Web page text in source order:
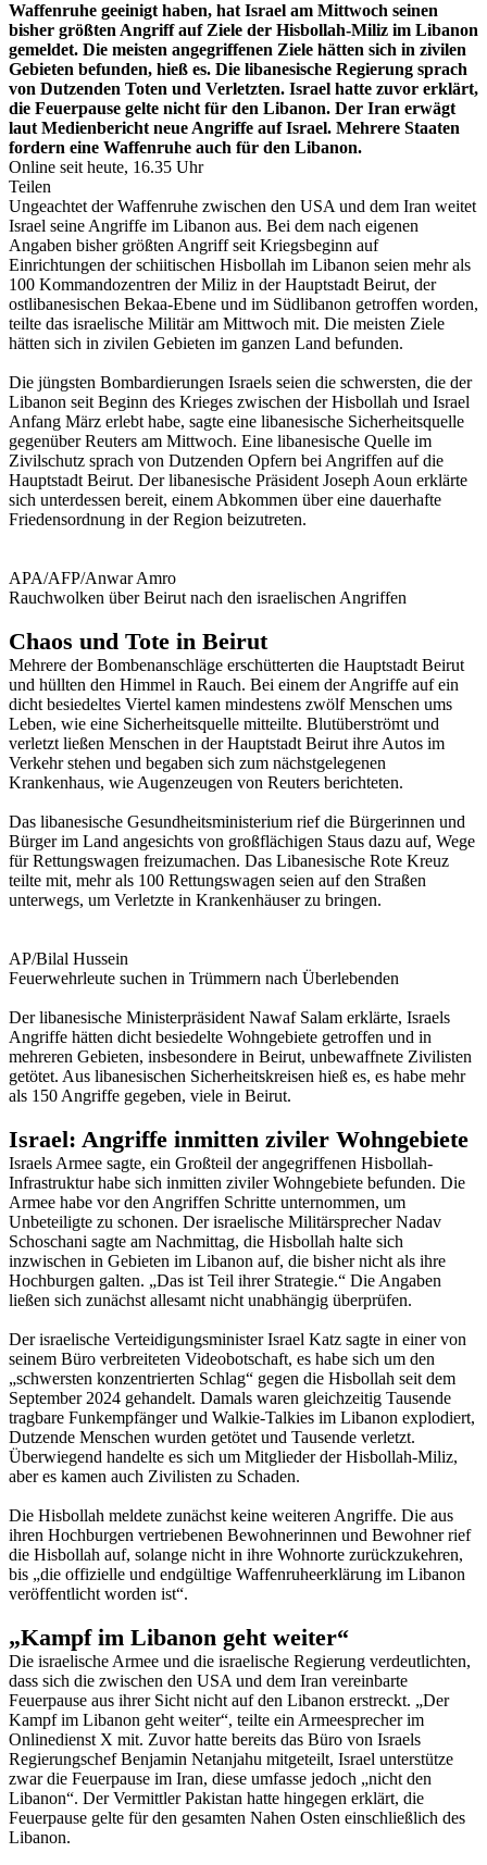
Waffenruhe geeinigt haben, hat Israel am Mittwoch seinen
bisher größten Angriff auf Ziele der Hisbollah-Miliz im Libanon
gemeldet. Die meisten angegriffenen Ziele hätten sich in zivilen
Gebieten befunden, hieß es. Die libanesische Regierung sprach
von Dutzenden Toten und Verletzten. Israel hatte zuvor erklärt,
die Feuerpause gelte nicht für den Libanon. Der Iran erwägt
laut Medienbericht neue Angriffe auf Israel. Mehrere Staaten
fordern eine Waffenruhe auch für den Libanon.
Online seit heute, 16.35 Uhr
Teilen
Ungeachtet der Waffenruhe zwischen den USA und dem Iran weitet
Israel seine Angriffe im Libanon aus. Bei dem nach eigenen
Angaben bisher größten Angriff seit Kriegsbeginn auf
Einrichtungen der schiitischen Hisbollah im Libanon seien mehr als
100 Kommandozentren der Miliz in der Hauptstadt Beirut, der
ostlibanesischen Bekaa-Ebene und im Südlibanon getroffen worden,
teilte das israelische Militär am Mittwoch mit. Die meisten Ziele
hätten sich in zivilen Gebieten im ganzen Land befunden.
Die jüngsten Bombardierungen Israels seien die schwersten, die der
Libanon seit Beginn des Krieges zwischen der Hisbollah und Israel
Anfang März erlebt habe, sagte eine libanesische Sicherheitsquelle
gegenüber Reuters am Mittwoch. Eine libanesische Quelle im
Zivilschutz sprach von Dutzenden Opfern bei Angriffen auf die
Hauptstadt Beirut. Der libanesische Präsident Joseph Aoun erklärte
sich unterdessen bereit, einem Abkommen über eine dauerhafte
Friedensordnung in der Region beizutreten.
APA/AFP/Anwar Amro
Rauchwolken über Beirut nach den israelischen Angriffen
Chaos und Tote in Beirut
Mehrere der Bombenanschläge erschütterten die Hauptstadt Beirut
und hüllten den Himmel in Rauch. Bei einem der Angriffe auf ein
dicht besiedeltes Viertel kamen mindestens zwölf Menschen ums
Leben, wie eine Sicherheitsquelle mitteilte. Blutüberströmt und
verletzt ließen Menschen in der Hauptstadt Beirut ihre Autos im
Verkehr stehen und begaben sich zum nächstgelegenen
Krankenhaus, wie Augenzeugen von Reuters berichteten.
Das libanesische Gesundheitsministerium rief die Bürgerinnen und
Bürger im Land angesichts von großflächigen Staus dazu auf, Wege
für Rettungswagen freizumachen. Das Libanesische Rote Kreuz
teilte mit, mehr als 100 Rettungswagen seien auf den Straßen
unterwegs, um Verletzte in Krankenhäuser zu bringen.
AP/Bilal Hussein
Feuerwehrleute suchen in Trümmern nach Überlebenden
Der libanesische Ministerpräsident Nawaf Salam erklärte, Israels
Angriffe hätten dicht besiedelte Wohngebiete getroffen und in
mehreren Gebieten, insbesondere in Beirut, unbewaffnete Zivilisten
getötet. Aus libanesischen Sicherheitskreisen hieß es, es habe mehr
als 150 Angriffe gegeben, viele in Beirut.
Israel: Angriffe inmitten ziviler Wohngebiete
Israels Armee sagte, ein Großteil der angegriffenen Hisbollah-
Infrastruktur habe sich inmitten ziviler Wohngebiete befunden. Die
Armee habe vor den Angriffen Schritte unternommen, um
Unbeteiligte zu schonen. Der israelische Militärsprecher Nadav
Schoschani sagte am Nachmittag, die Hisbollah halte sich
inzwischen in Gebieten im Libanon auf, die bisher nicht als ihre
Hochburgen galten. „Das ist Teil ihrer Strategie.“ Die Angaben
ließen sich zunächst allesamt nicht unabhängig überprüfen.
Der israelische Verteidigungsminister Israel Katz sagte in einer von
seinem Büro verbreiteten Videobotschaft, es habe sich um den
„schwersten konzentrierten Schlag“ gegen die Hisbollah seit dem
September 2024 gehandelt. Damals waren gleichzeitig Tausende
tragbare Funkempfänger und Walkie-Talkies im Libanon explodiert,
Dutzende Menschen wurden getötet und Tausende verletzt.
Überwiegend handelte es sich um Mitglieder der Hisbollah-Miliz,
aber es kamen auch Zivilisten zu Schaden.
Die Hisbollah meldete zunächst keine weiteren Angriffe. Die aus
ihren Hochburgen vertriebenen Bewohnerinnen und Bewohner rief
die Hisbollah auf, solange nicht in ihre Wohnorte zurückzukehren,
bis „die offizielle und endgültige Waffenruheerklärung im Libanon
veröffentlicht worden ist“.
„Kampf im Libanon geht weiter“
Die israelische Armee und die israelische Regierung verdeutlichten,
dass sich die zwischen den USA und dem Iran vereinbarte
Feuerpause aus ihrer Sicht nicht auf den Libanon erstreckt. „Der
Kampf im Libanon geht weiter“, teilte ein Armeesprecher im
Onlinedienst X mit. Zuvor hatte bereits das Büro von Israels
Regierungschef Benjamin Netanjahu mitgeteilt, Israel unterstütze
zwar die Feuerpause im Iran, diese umfasse jedoch „nicht den
Libanon“. Der Vermittler Pakistan hatte hingegen erklärt, die
Feuerpause gelte für den gesamten Nahen Osten einschließlich des
Libanon.